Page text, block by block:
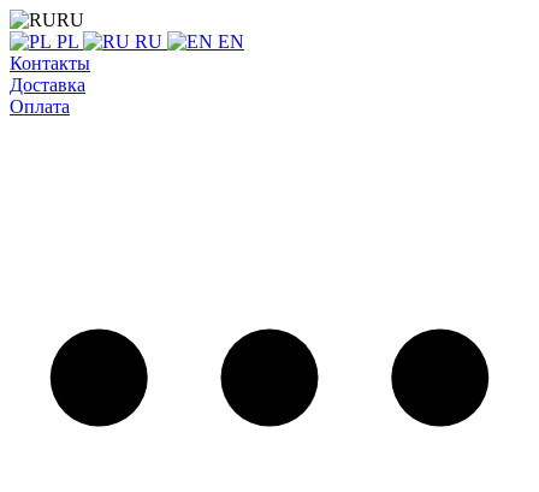
RU
PL
RU
EN
Контакты
Доставка
Оплата